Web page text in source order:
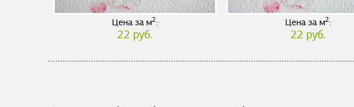
Цена за м2:
22 руб.
Цена за м2:
22 руб.